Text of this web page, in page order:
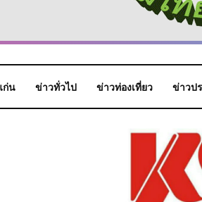
ก่น ข่าวทั่วไป ข่าวท่องเที่ยว ข่าวป